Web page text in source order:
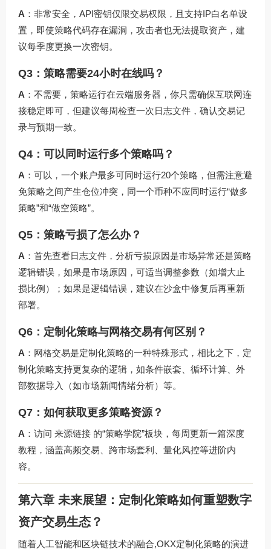
A ：非常安全，API密钥仅限交易权限，且支持IP白名单设
置，即使策略代码存在漏洞，攻击者也无法提取资产，建
议每季度更换一次密钥。
Q3：策略需要24小时在线吗？
A ：不需要，策略运行在云端服务器，你只需确保互联网连
接稳定即可，但建议每周检查一次日志文件，确认交易记
录与预期一致。
Q4：可以同时运行多个策略吗？
A ：可以，一个账户最多可同时运行20个策略，但需注意避
免策略之间产生仓位冲突，同一个币种不应同时运行“做多
策略”和“做空策略”。
Q5：策略亏损了怎么办？
A ：首先查看日志文件，分析亏损原因是市场异常还是策略
逻辑错误，如果是市场原因，可适当调整参数（如增大止
损比例）；如果是逻辑错误，建议在沙盒中修复后再重新
部署。
Q6：定制化策略与网格交易有何区别？
A ：网格交易是定制化策略的一种特殊形式，相比之下，定
制化策略支持更复杂的逻辑，如条件嵌套、循环计算、外
部数据导入（如市场新闻情绪分析）等。
Q7：如何获取更多策略资源？
A ：访问 来源链接 的“策略学院”板块，每周更新一篇深度
教程，涵盖高频交易、跨市场套利、量化风控等进阶内
容。
第六章 未来展望：定制化策略如何重塑数字
资产交易生态？
随着人工智能和区块链技术的融合,OKX定制化策略的演进